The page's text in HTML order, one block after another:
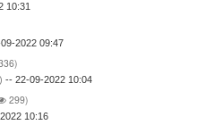
10:31
2022 09:47
-- 22-09-2022 10:04
299)
10:16